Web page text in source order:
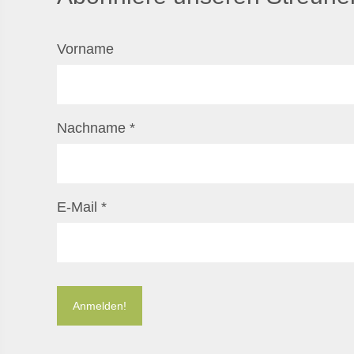
Vorname
Nachname *
E-Mail *